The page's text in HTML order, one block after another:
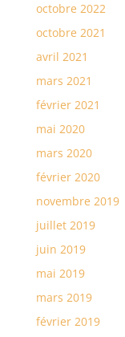
octobre 2022
octobre 2021
avril 2021
mars 2021
février 2021
mai 2020
mars 2020
février 2020
novembre 2019
juillet 2019
juin 2019
mai 2019
mars 2019
février 2019